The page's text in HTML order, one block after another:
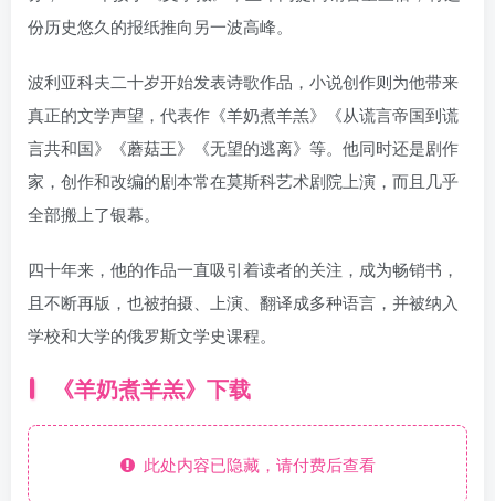
份历史悠久的报纸推向另一波高峰。
波利亚科夫二十岁开始发表诗歌作品，小说创作则为他带来
真正的文学声望，代表作《羊奶煮羊羔》《从谎言帝国到谎
言共和国》《蘑菇王》《无望的逃离》等。他同时还是剧作
家，创作和改编的剧本常在莫斯科艺术剧院上演，而且几乎
全部搬上了银幕。
四十年来，他的作品一直吸引着读者的关注，成为畅销书，
且不断再版，也被拍摄、上演、翻译成多种语言，并被纳入
学校和大学的俄罗斯文学史课程。
《羊奶煮羊羔》下载
此处内容已隐藏，请付费后查看